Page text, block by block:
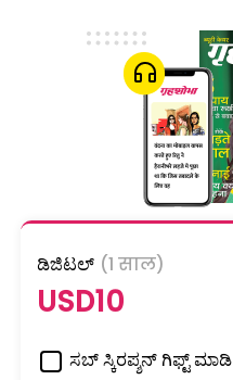
ಡಿಜಿಟಲ್ (1 साल)
USD10
ಸಬ್ ಸ್ಕಿರಪ್ಶನ್ ಗಿಫ್ಟ್ ಮಾಡಿ